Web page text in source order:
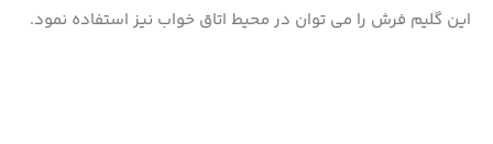
این گلیم فرش را می توان در محیط اتاق خواب نیز استفاده نمود.